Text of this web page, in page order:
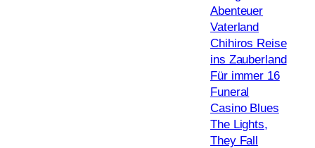
Abenteuer
Vaterland
Chihiros Reise
ins Zauberland
Für immer 16
Funeral
Casino Blues
The Lights,
They Fall